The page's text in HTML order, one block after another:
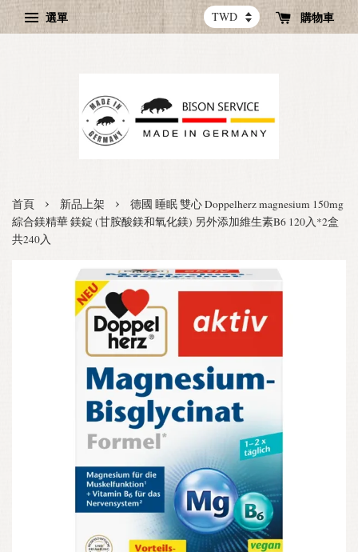
選單 購物車
首頁 › 新品上架 ›
德國 睡眠 雙心 Doppelherz magnesium 150mg
綜合鎂精華 鎂錠 (甘胺酸鎂和氧化鎂) 另外添加維生素B6 120入*2盒
共240入